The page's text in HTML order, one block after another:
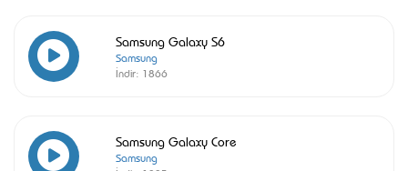
Samsung Galaxy S6
Samsung
İndir: 1866
Samsung Galaxy Core
Samsung